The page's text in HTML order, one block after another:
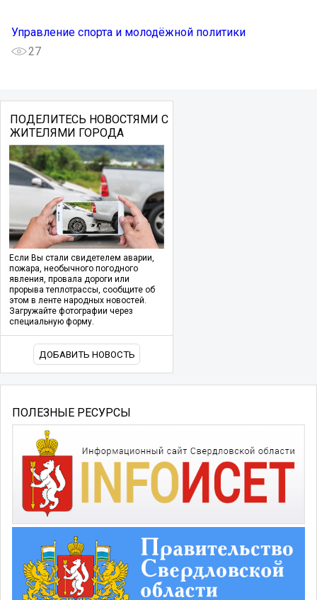
Управление спорта и молодёжной политики
27
ПОДЕЛИТЕСЬ НОВОСТЯМИ С
ЖИТЕЛЯМИ ГОРОДА
Если Вы стали свидетелем аварии,
пожара, необычного погодного
явления, провала дороги или
прорыва теплотрассы, сообщите об
этом в ленте народных новостей.
Загружайте фотографии через
специальную форму.
ДОБАВИТЬ НОВОСТЬ
ПОЛЕЗНЫЕ РЕСУРСЫ